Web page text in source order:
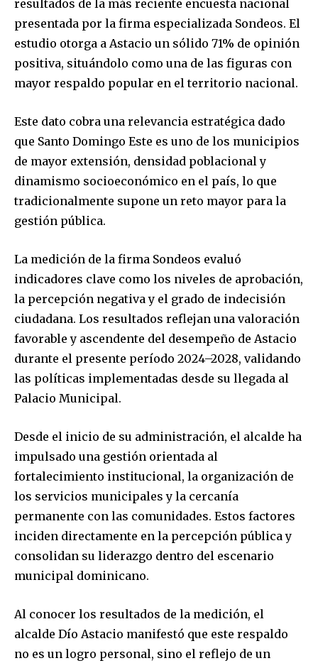
resultados de la más reciente encuesta nacional
presentada por la firma especializada Sondeos. El
estudio otorga a Astacio un sólido 71% de opinión
positiva, situándolo como una de las figuras con
mayor respaldo popular en el territorio nacional.
Este dato cobra una relevancia estratégica dado
que Santo Domingo Este es uno de los municipios
de mayor extensión, densidad poblacional y
dinamismo socioeconómico en el país, lo que
tradicionalmente supone un reto mayor para la
gestión pública.
La medición de la firma Sondeos evaluó
indicadores clave como los niveles de aprobación,
la percepción negativa y el grado de indecisión
ciudadana. Los resultados reflejan una valoración
favorable y ascendente del desempeño de Astacio
durante el presente período 2024–2028, validando
las políticas implementadas desde su llegada al
Palacio Municipal.
Desde el inicio de su administración, el alcalde ha
impulsado una gestión orientada al
fortalecimiento institucional, la organización de
los servicios municipales y la cercanía
permanente con las comunidades. Estos factores
inciden directamente en la percepción pública y
consolidan su liderazgo dentro del escenario
municipal dominicano.
Al conocer los resultados de la medición, el
alcalde Dío Astacio manifestó que este respaldo
no es un logro personal, sino el reflejo de un